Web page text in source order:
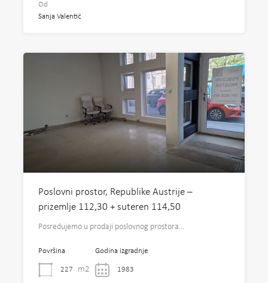
Od
Sanja Valentić
Poslovni prostor, Republike Austrije –
prizemlje 112,30 + suteren 114,50
Posredujemo u prodaji poslovnog prostora…
Površina
227 m2
Godina izgradnje
1983